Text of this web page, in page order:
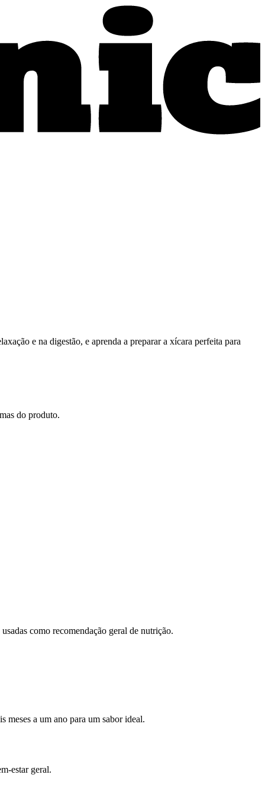
e na digestão, e aprenda a preparar a xícara perfeita para
do produto.
como recomendação geral de nutrição.
meses a um ano para um sabor ideal.
estar geral.